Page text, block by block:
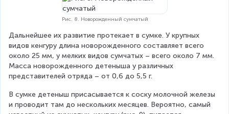
Рис. 8. Новорожденный сумчатый
Дальнейшее их развитие протекает в сумке. У крупных
видов кенгуру длина новорожденного составляет всего
около 25 мм, у мелких видов сумчатых – всего около 7 мм.
Масса новорожденного детеныша у различных
представителей отряда – от 0,6 до 5,5 г.
В сумке детеныш присасывается к соску молочной железы
и проводит там до нескольких месяцев. Вероятно, самый